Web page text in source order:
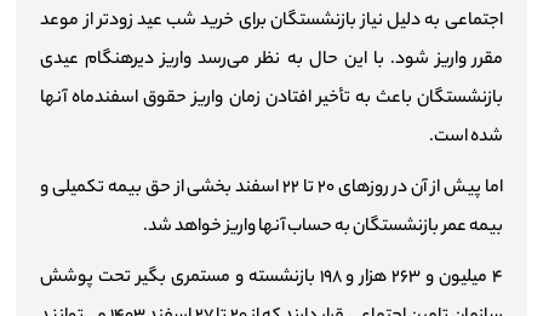
اجتماعی به دلیل نیاز بازنشستگان برای خرید شب عید زودتر از موعد
مقرر واریز شود. با این حال به نظر می‌رسد واریز دیرهنگام عیدی
بازنشستگان باعث به تأخیر افتادن زمان واریز حقوق اسفندماه آنها
شده است.
اما پیش از آن در روز‌های ۲۰ تا ۲۲ اسفند بخشی از حق بیمه تکمیلی و
بیمه عمر بازنشستگان به حساب آنها واریز خواهد شد.
۴ میلیون و ۲۶۳ هزار و ۱۹۸ بازنشسته و مستمری بگیر تحت پوشش